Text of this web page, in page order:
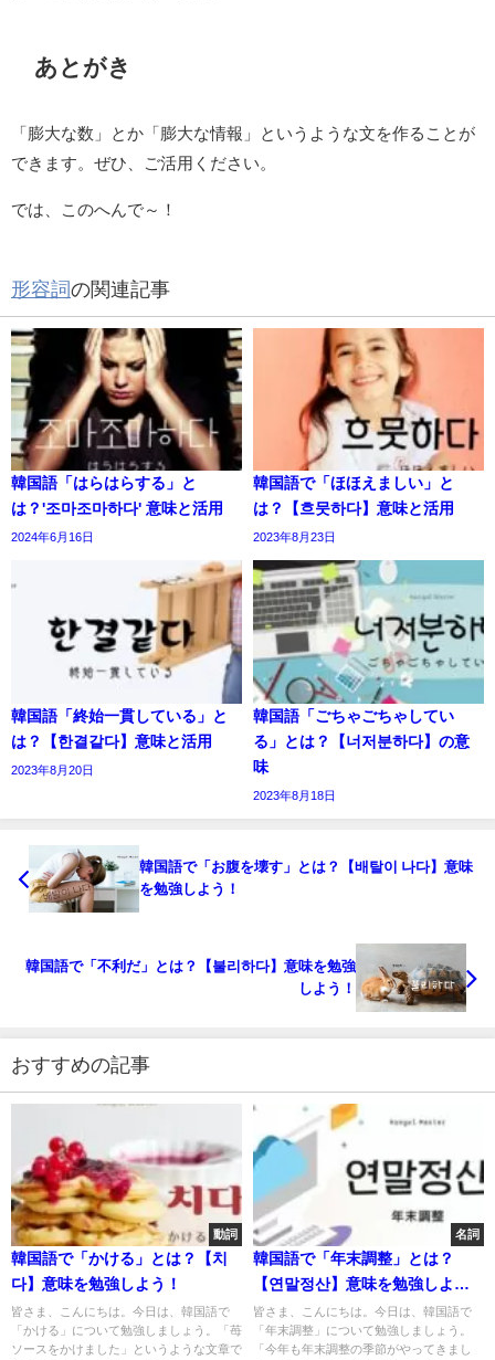
あとがき
「膨大な数」とか「膨大な情報」というような文を作ることが
できます。ぜひ、ご活用ください。
では、このへんで～！
形容詞の関連記事
韓国語「はらはらする」と
は？'조마조마하다' 意味と活用
2024年6月16日
韓国語で「ほほえましい」と
は？【흐뭇하다】意味と活用
2023年8月23日
韓国語「終始一貫している」と
は？【한결같다】意味と活用
2023年8月20日
韓国語「ごちゃごちゃしてい
る」とは？【너저분하다】の意
味
2023年8月18日
韓国語で「お腹を壊す」とは？【배탈이 나다】意味
を勉強しよう！
韓国語で「不利だ」とは？【불리하다】意味を勉強
しよう！
おすすめの記事
動詞
韓国語で「かける」とは？【치
다】意味を勉強しよう！
皆さま、こんにちは。今日は、韓国語で
「かける」について勉強しましょう。「苺
ソースをかけました」というような文章で
名詞
韓国語で「年末調整」とは？
【연말정산】意味を勉強しよ
う！
皆さま、こんにちは。今日は、韓国語で
「年末調整」について勉強しましょう。
「今年も年末調整の季節がやってきまし